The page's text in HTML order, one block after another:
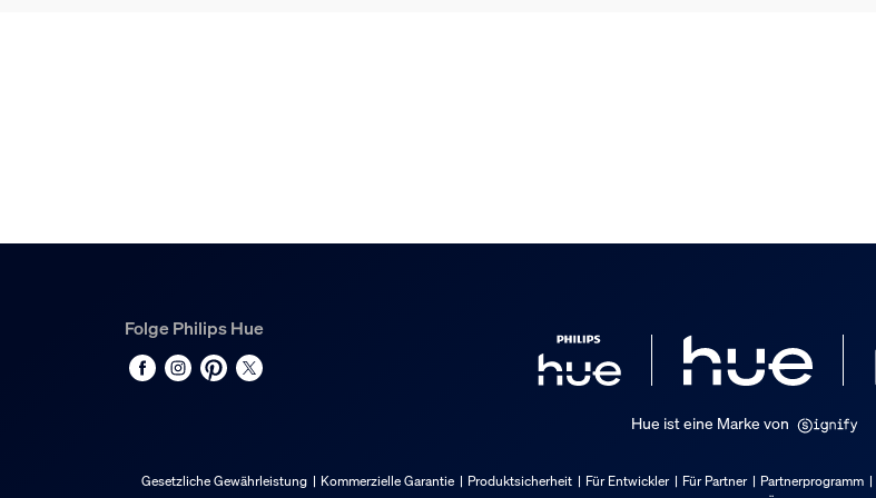
Folge Philips Hue
Hue ist eine Marke von
Gesetzliche Gewährleistung Kommerzielle Garantie Produktsicherheit Für Entwickler Für Partner Partnerprogramm